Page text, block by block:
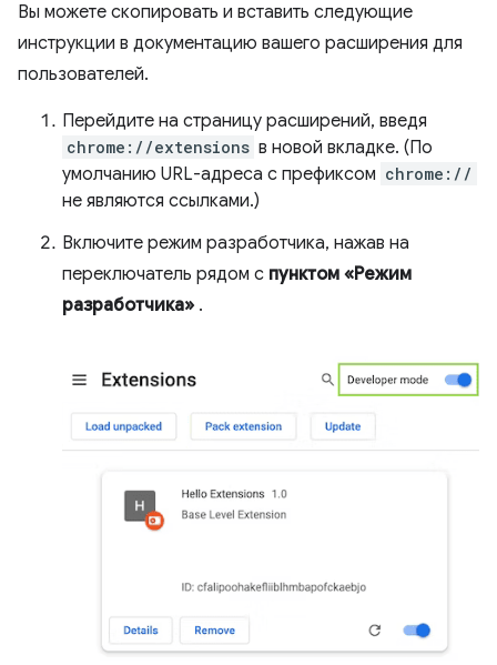
Вы можете скопировать и вставить следующие
инструкции в документацию вашего расширения для
пользователей.
Перейдите на страницу расширений, введя
chrome://extensions в новой вкладке. (По
умолчанию URL-адреса с префиксом chrome://
не являются ссылками.)
Включите режим разработчика, нажав на
переключатель рядом с пунктом «Режим
разработчика» .